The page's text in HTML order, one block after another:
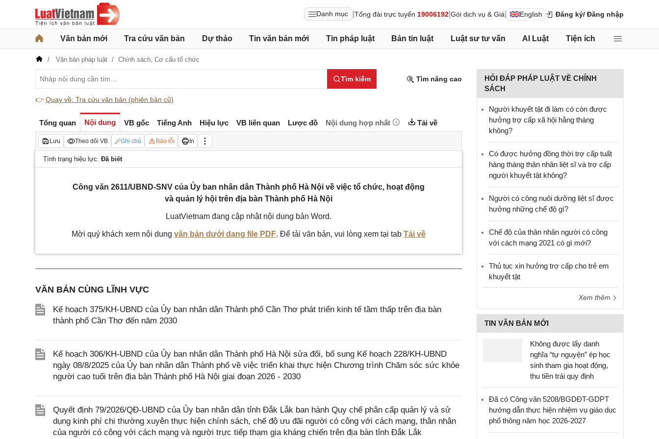
Danh mục Tổng đài trực tuyến 19006192 Gói dịch vụ & Giá English Đăng ký/ Đăng nhập
Văn bản mới Tra cứu văn bản Dự thảo Tin văn bản mới Tin pháp luật Bản tin luật Luật sư tư vấn AI Luật Tiện ích
Văn bản pháp luật Chính sách, Cơ cấu tổ chức
Tìm kiếm Tìm nâng cao
👉 Quay về: Tra cứu văn bản (phiên bản cũ)
Tổng quan Nội dung VB gốc Tiếng Anh Hiệu lực VB liên quan Lược đồ Nội dung hợp nhất Tải về
Lưu Theo dõi VB Ghi chú Báo lỗi In
Tình trạng hiệu lực: Đã biết
Công văn 2611/UBND-SNV của Ủy ban nhân dân Thành phố Hà Nội về việc tổ chức, hoạt động
và quản lý hội trên địa bàn Thành phố Hà Nội
LuatVietnam đang cập nhật nội dung bản Word.
Mời quý khách xem nội dung văn bản dưới dạng file PDF. Để tải văn bản, vui lòng xem tại tab Tải về
VĂN BẢN CÙNG LĨNH VỰC
Kế hoạch 375/KH-UBND của Ủy ban nhân dân Thành phố Cần Thơ phát triển kinh tế tầm thấp trên địa bàn
thành phố Cần Thơ đến năm 2030
Kế hoạch 306/KH-UBND của Ủy ban nhân dân Thành phố Hà Nội sửa đổi, bổ sung Kế hoạch 228/KH-UBND
ngày 08/8/2025 của Ủy ban nhân dân Thành phố về việc triển khai thực hiện Chương trình Chăm sóc sức khỏe
người cao tuổi trên địa bàn Thành phố Hà Nội giai đoạn 2026 - 2030
Quyết định 79/2026/QĐ-UBND của Ủy ban nhân dân tỉnh Đắk Lắk ban hành Quy chế phân cấp quản lý và sử
dụng kinh phí chi thường xuyên thực hiện chính sách, chế độ ưu đãi người có công với cách mạng, thân nhân
của người có công với cách mạng và người trực tiếp tham gia kháng chiến trên địa bàn tỉnh Đắk Lắk
HỎI ĐÁP PHÁP LUẬT VỀ CHÍNH
SÁCH
Người khuyết tật đi làm có còn được
hưởng trợ cấp xã hội hằng tháng
không?
​Có được hưởng đồng thời trợ cấp tuất
hàng tháng thân nhân liệt sĩ và trợ cấp
người khuyết tật không?
Người có công nuôi dưỡng liệt sĩ được
hưởng những chế độ gì?
Chế độ của thân nhân người có công
với cách mạng 2021 có gì mới?
Thủ tục xin hưởng trợ cấp cho trẻ em
khuyết tật
Xem thêm
TIN VĂN BẢN MỚI
Không được lấy danh
nghĩa “tự nguyện” ép học
sinh tham gia hoạt động,
thu tiền trái quy định
Đã có Công văn 5208/BGDĐT-GDPT
hướng dẫn thực hiện nhiệm vụ giáo dục
phổ thông năm học 2026-2027